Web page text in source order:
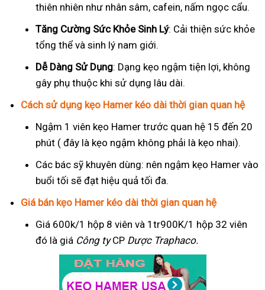
thiên nhiên như nhân sâm, cafein, nấm ngọc cẩu.
Tăng Cường Sức Khỏe Sinh Lý: Cải thiện sức khỏe
tổng thể và sinh lý nam giới.
Dễ Dàng Sử Dụng: Dạng kẹo ngậm tiện lợi, không
gây phụ thuộc khi sử dụng lâu dài.
Cách sử dụng kẹo Hamer kéo dài thời gian quan hệ
Ngậm 1 viên kẹo Hamer trước quan hệ 15 đến 20
phút ( đây là kẹo ngậm không phải là kẹo nhai).
Các bác sỹ khuyên dùng: nên ngậm kẹo Hamer vào
buổi tối sẽ đạt hiệu quả tối đa.
Giá bán kẹo Hamer kéo dài thời gian quan hệ
Giá 600k/1 hộp 8 viên và 1tr900K/1 hộp 32 viên
đó là giá Công tyCP Dược Traphaco.